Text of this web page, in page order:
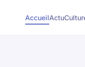
AccueilActu